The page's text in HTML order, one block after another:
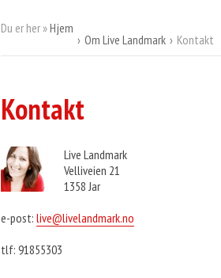
Du er her »Hjem
Om Live Landmark Kontakt
Kontakt
Live Landmark
Velliveien 21
1358 Jar
e-post: live@livelandmark.no
tlf: 91855303